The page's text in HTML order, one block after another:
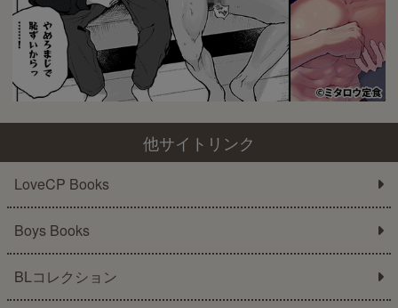
他サイトリンク
LoveCP Books
Boys Books
BLコレクション